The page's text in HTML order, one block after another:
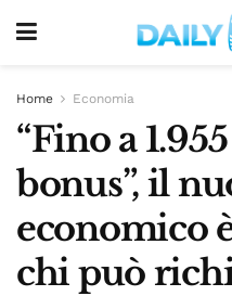
Home Economia
“Fino a
bonus”, il
economico
chi può